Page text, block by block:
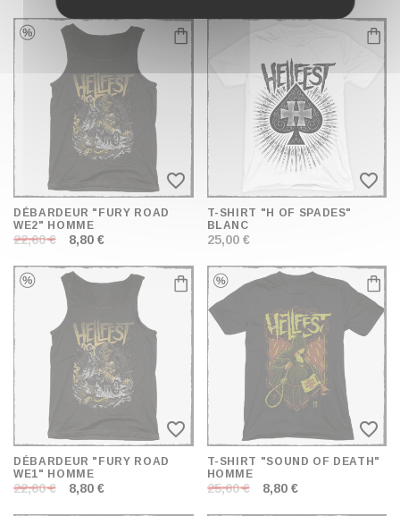
favorite_border
DÉBARDEUR "FURY ROAD
WE2" HOMME
22,00 € 8,80 €
favorite_border
T-SHIRT "H OF SPADES"
BLANC
25,00 €
favorite_border
DÉBARDEUR "FURY ROAD
WE1" HOMME
22,00 € 8,80 €
favorite_border
T-SHIRT "SOUND OF DEATH"
HOMME
25,00 € 8,80 €